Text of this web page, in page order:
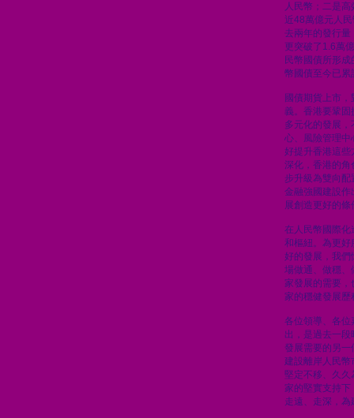
人民幣；二是
近48萬億元人
去兩年的發行
更突破了1.6萬
民幣國債所形
幣國債至今已
國債期貨上市
義。香港要鞏固
多元化的發展
心、風險管理中
好提升香港這些
深化，香港的角
步升級為雙向配
金融強國建設作
展創造更好的條
在人民幣國際化
和樞紐。為更好
好的發展，我們
場做通、做穩、
家發展的需要，
家的穩健發展歷
各位領導、各位
出，是過去一
發展需要的另一
建設離岸人民幣
堅定不移、久久
家的堅實支持下
走遠、走深，